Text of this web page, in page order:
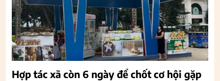
Hợp tác xã còn 6 ngày để chốt cơ hội gặp